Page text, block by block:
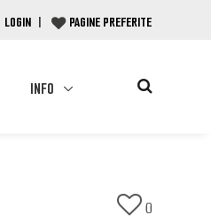
LOGIN | PAGINE PREFERITE
INFO
0